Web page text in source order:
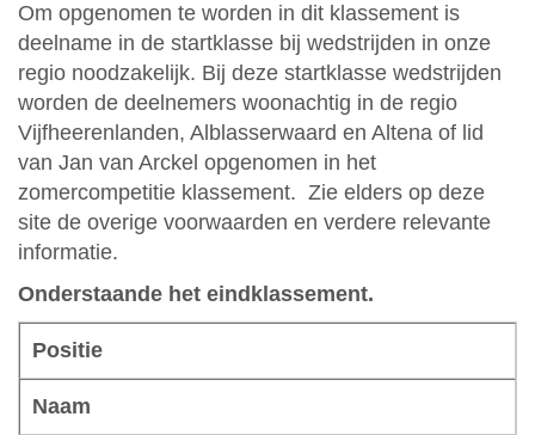
Om opgenomen te worden in dit klassement is
deelname in de startklasse bij wedstrijden in onze
regio noodzakelijk. Bij deze startklasse wedstrijden
worden de deelnemers woonachtig in de regio
Vijfheerenlanden, Alblasserwaard en Altena of lid
van Jan van Arckel opgenomen in het
zomercompetitie klassement. Zie elders op deze
site de overige voorwaarden en verdere relevante
informatie.
Onderstaande het eindklassement.
Positie
Naam